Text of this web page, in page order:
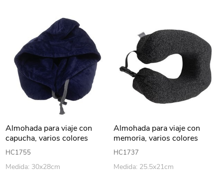
Almohada para viaje con
capucha, varios colores
HC1755
Medida: 30x28cm
Almohada para viaje con
memoria, varios colores
HC1737
Medida: 25.5x21cm